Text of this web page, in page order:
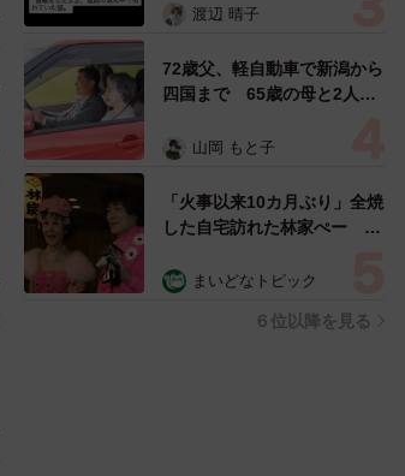
ようとした4日間 「命の重
表の訴え
渡辺 晴子
72歳父、軽自動車で新潟から
四国まで 65歳の母と2人で
憩まで分刻み… 「大学生で
山岡 もと子
「火事以来10カ月ぶり」全焼
した自宅訪れた林家ぺー 内
ン状態の部屋に呆然
まいどなトピック
６位以降を見る